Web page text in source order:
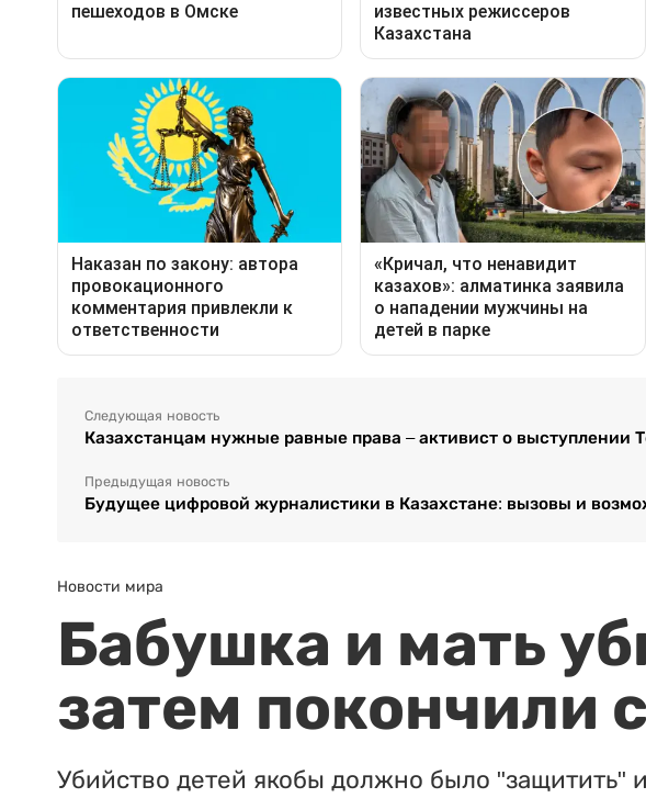
Следующая новость
Казахстанцам нужные равные права – активист о выступлении
Предыдущая новость
Будущее цифровой журналистики в Казахстане: вызовы и
Новости мира
Бабушка и мать
затем покончили
Убийство детей якобы должно было "защитить"